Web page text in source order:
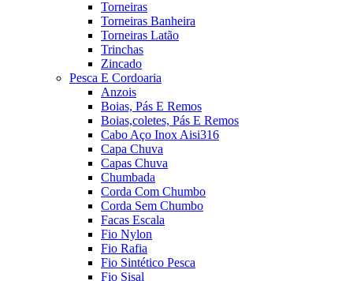
Torneiras
Torneiras Banheira
Torneiras Latão
Trinchas
Zincado
Pesca E Cordoaria
Anzois
Boias, Pás E Remos
Boias,coletes, Pás E Remos
Cabo Aço Inox Aisi316
Capa Chuva
Capas Chuva
Chumbada
Corda Com Chumbo
Corda Sem Chumbo
Facas Escala
Fio Nylon
Fio Rafia
Fio Sintético Pesca
Fio Sisal